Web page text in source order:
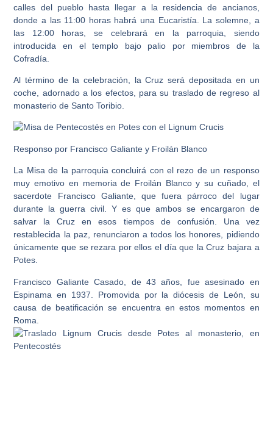
calles del pueblo hasta llegar a la residencia de ancianos,
donde a las 11:00 horas habrá una Eucaristía. La solemne, a
las 12:00 horas, se celebrará en la parroquia, siendo
introducida en el templo bajo palio por miembros de la
Cofradía.
Al término de la celebración, la Cruz será depositada en un
coche, adornado a los efectos, para su traslado de regreso al
monasterio de Santo Toribio.
Responso por Francisco Galiante y Froilán Blanco
La Misa de la parroquia concluirá con el rezo de un responso
muy emotivo en memoria de Froilán Blancoy su cuñado, el
sacerdote Francisco Galiante, que fuera párroco del lugar
durante la guerra civil. Y es que ambos se encargaron de
salvar la Cruz en esos tiempos de confusión. Una vez
restablecida la paz, renunciaron a todos los honores, pidiendo
únicamente que se rezara por ellos el día que la Cruz bajara a
Potes.
Francisco Galiante Casado, de 43 años, fue asesinado en
Espinama en 1937. Promovida por la diócesis de León, su
causa de beatificación se encuentra en estos momentos en
Roma.